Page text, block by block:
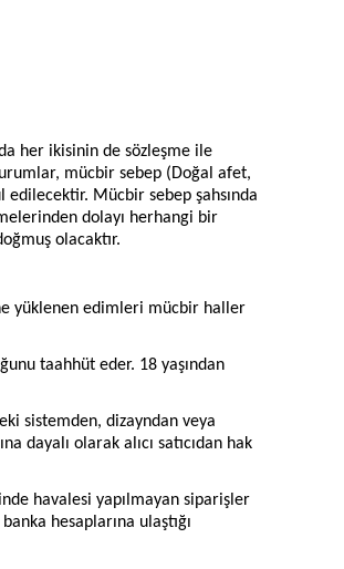
her ikisinin de sözleşme ile
mücbir sebep (Doğal afet,
Mücbir sebep şahsında
dolayı herhangi bir
olacaktır.
yüklenen edimleri mücbir haller
taahhüt eder. 18 yaşından
sistemden, dizayndan veya
dayalı olarak alıcı satıcıdan hak
havalesi yapılmayan siparişler
hesaplarına ulaştığı